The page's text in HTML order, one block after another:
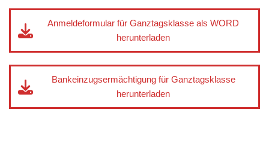
Anmeldeformular für Ganztagsklasse als WORD
herunterladen
Bankeinzugsermächtigung für Ganztagsklasse
herunterladen